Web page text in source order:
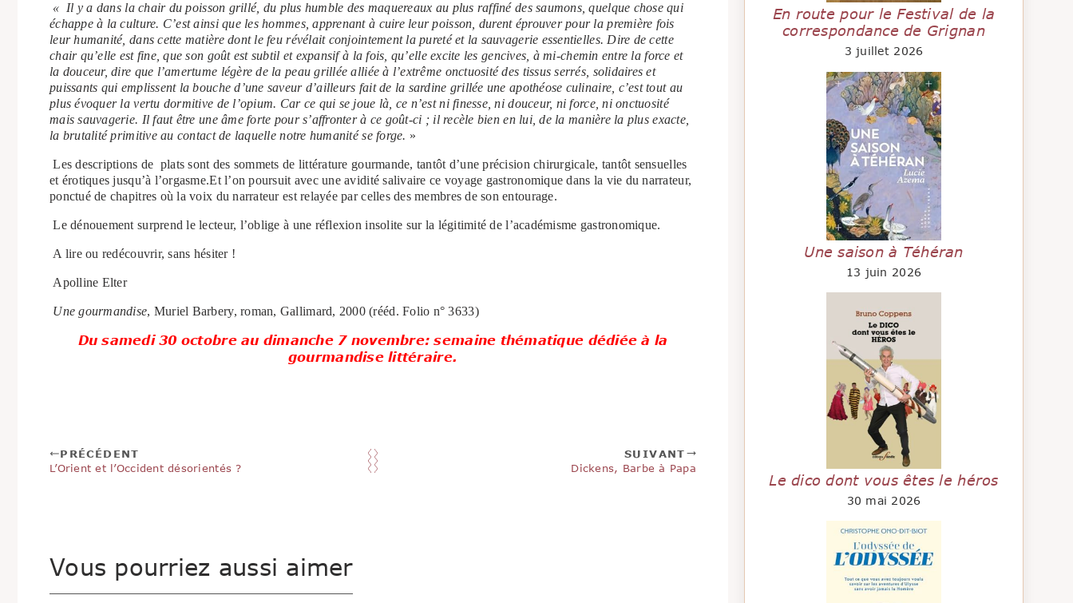
« Il y a dans la chair du poisson grillé, du plus humble des maquereaux au plus raffiné des saumons, quelque chose qui
échappe à la culture. C’est ainsi que les hommes, apprenant à cuire leur poisson, durent éprouver pour la première fois
leur humanité, dans cette matière dont le feu révélait conjointement la pureté et la sauvagerie essentielles. Dire de cette
chair qu’elle est fine, que son goût est subtil et expansif à la fois, qu’elle excite les gencives, à mi-chemin entre la force et
la douceur, dire que l’amertume légère de la peau grillée alliée à l’extrême onctuosité des tissus serrés, solidaires et
puissants qui emplissent la bouche d’une saveur d’ailleurs fait de la sardine grillée une apothéose culinaire, c’est tout au
plus évoquer la vertu dormitive de l’opium. Car ce qui se joue là, ce n’est ni finesse, ni douceur, ni force, ni onctuosité
mais sauvagerie. Il faut être une âme forte pour s’affronter à ce goût-ci ; il recèle bien en lui, de la manière la plus exacte,
la brutalité primitive au contact de laquelle notre humanité se forge. »
Les descriptions de plats sont des sommets de littérature gourmande, tantôt d’une précision chirurgicale, tantôt sensuelles
et érotiques jusqu’à l’orgasme.Et l’on poursuit avec une avidité salivaire ce voyage gastronomique dans la vie du narrateur,
ponctué de chapitres où la voix du narrateur est relayée par celles des membres de son entourage.
Le dénouement surprend le lecteur, l’oblige à une réflexion insolite sur la légitimité de l’académisme gastronomique.
A lire ou redécouvrir, sans hésiter !
Apolline Elter
Une gourmandise, Muriel Barbery, roman, Gallimard, 2000 (rééd. Folio n° 3633)
Du samedi 30 octobre au dimanche 7 novembre: semaine thématique dédiée à la
gourmandise littéraire.
PRÉCÉDENT
L’Orient et l’Occident désorientés ?
SUIVANT
Dickens, Barbe à Papa
Vous pourriez aussi aimer
En route pour le Festival de la
correspondance de Grignan
3 juillet 2026
Une saison à Téhéran
13 juin 2026
Le dico dont vous êtes le héros
30 mai 2026